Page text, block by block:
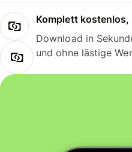
Komplett kostenlos,
Download in
und ohne lästige